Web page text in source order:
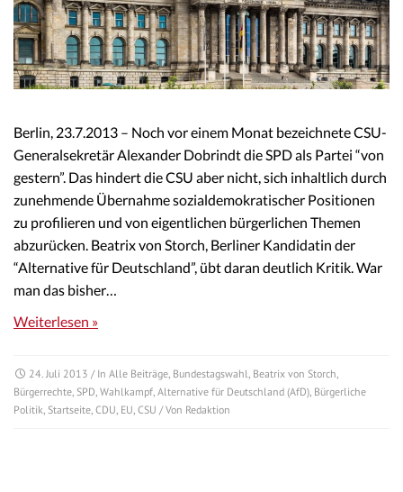
Berlin, 23.7.2013 – Noch vor einem Monat bezeichnete CSU-
Generalsekretär Alexander Dobrindt die SPD als Partei “von
gestern”. Das hindert die CSU aber nicht, sich inhaltlich durch
zunehmende Übernahme sozialdemokratischer Positionen
zu profilieren und von eigentlichen bürgerlichen Themen
abzurücken. Beatrix von Storch, Berliner Kandidatin der
“Alternative für Deutschland”, übt daran deutlich Kritik. War
man das bisher…
Weiterlesen »
24. Juli 2013 / In Alle Beiträge Bundestagswahl Beatrix von Storch
Bürgerrechte SPD Wahlkampf Alternative für Deutschland (AfD) Bürgerliche
Politik Startseite CDU EU CSU / Von Redaktion